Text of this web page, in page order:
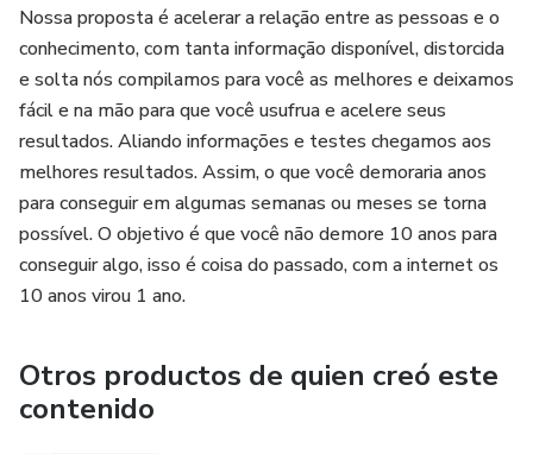
Nossa proposta é acelerar a relação entre as pessoas e o
conhecimento, com tanta informação disponível, distorcida
e solta nós compilamos para você as melhores e deixamos
fácil e na mão para que você usufrua e acelere seus
resultados. Aliando informações e testes chegamos aos
melhores resultados. Assim, o que você demoraria anos
para conseguir em algumas semanas ou meses se torna
possível. O objetivo é que você não demore 10 anos para
conseguir algo, isso é coisa do passado, com a internet os
10 anos virou 1 ano.
Otros productos de quien creó este
contenido